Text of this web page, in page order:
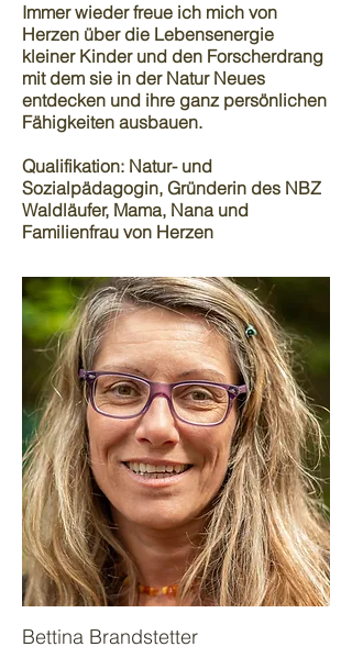
Immer wieder freue ich mich von
Herzen über die Lebensenergie
kleiner Kinder und den Forscherdrang
mit dem sie in der Natur Neues
entdecken und ihre ganz persönlichen
Fähigkeiten ausbauen.
Qualifikation: Natur- und
Sozialpädagogin, Gründerin des NBZ
Waldläufer, Mama, Nana und
Familienfrau von Herzen
Bettina Brandstetter